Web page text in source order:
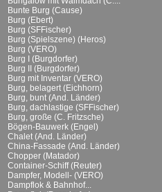
Bunte Burg (Cause)
Burg (Ebert)
Burg (SFFischer)
Burg (Spielszene) (Heros)
Burg (VERO)
Burg I (Burgdorfer)
Burg II (Burgdorfer)
Burg mit Inventar (VERO)
Burg, belagert (Eichhorn)
Burg, bunt (And. Länder)
Burg, dachlastige (SFFischer)
Burg, große (C. Fritzsche)
Bögen-Bauwerk (Engel)
Chalet (And. Länder)
China-Fassade (And. Länder)
Chopper (Matador)
Container-Schiff (Reuter)
Dampfer, Modell- (VERO)
Dampflok & Bahnhof...